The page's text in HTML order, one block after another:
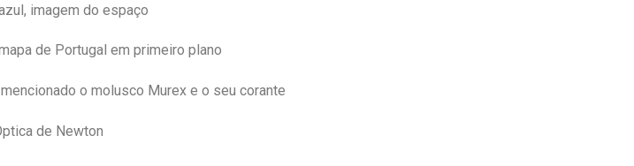
imagem do espaço
de Portugal em primeiro plano
o molusco Murex e o seu corante
de Newton